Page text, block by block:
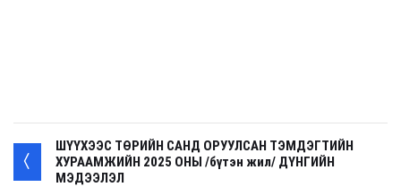
ШҮҮХЭЭС ТӨРИЙН САНД ОРУУЛСАН ТЭМДЭГТИЙН
ХУРААМЖИЙН 2025 ОНЫ /бүтэн жил/ ДҮНГИЙН
МЭДЭЭЛЭЛ